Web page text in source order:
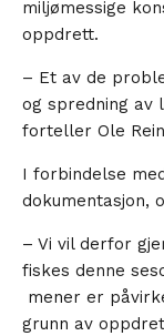
miljømessige
oppdrett.
– Et av de
og spredning av
forteller Ole
I forbindelse
dokumentasjon,
– Vi vil derfor
fiskes denne
mener er
grunn av